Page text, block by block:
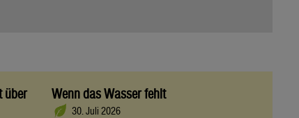
über
Wenn das Wasser fehlt
30. Juli 2026